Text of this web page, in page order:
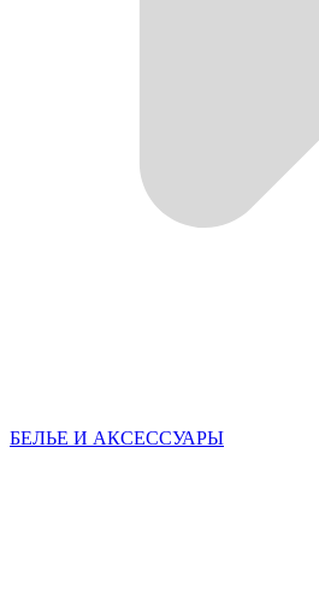
БЕЛЬЕ И АКСЕССУАРЫ